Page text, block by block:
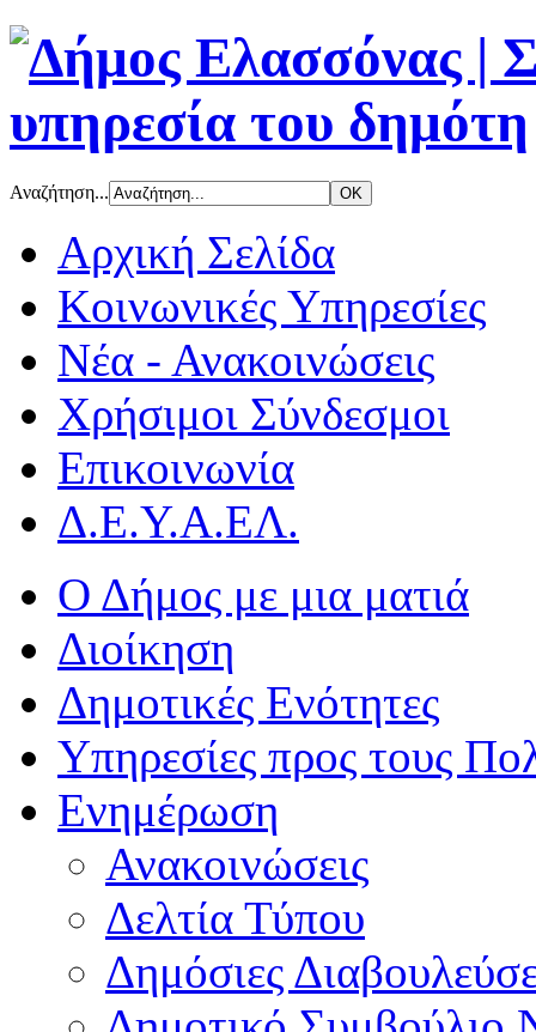
Αναζήτηση...
Αρχική Σελίδα
Κοινωνικές Υπηρεσίες
Νέα - Ανακοινώσεις
Χρήσιμοι Σύνδεσμοι
Επικοινωνία
Δ.Ε.Υ.Α.ΕΛ.
Ο Δήμος με μια ματιά
Διοίκηση
Δημοτικές Ενότητες
Υπηρεσίες προς τους
Ενημέρωση
Ανακοινώσεις
Δελτία Τύπου
Δημόσιες